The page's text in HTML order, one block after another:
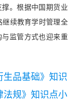
。根据中国期货业
续教育学时管理全
监管方式也迎来重
生品基础》知识
法规》知识点小